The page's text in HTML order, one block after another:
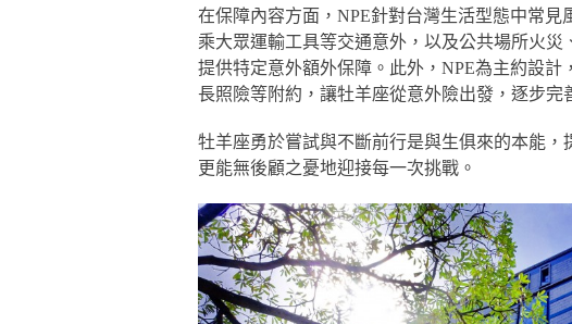
在保障內容方面，NPE針對台灣生活型態中常
乘大眾運輸工具等交通意外，以及公共場所火
提供特定意外額外保障。此外，NPE為主約設
長照險等附約，讓牡羊座從意外險出發，逐步完
牡羊座勇於嘗試與不斷前行是與生俱來的本能，
更能無後顧之憂地迎接每一次挑戰。